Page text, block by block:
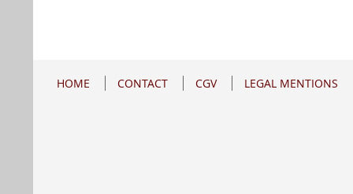
HOME CONTACT CGV LEGAL MENTIONS